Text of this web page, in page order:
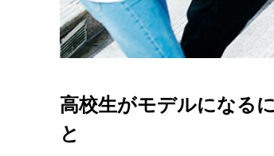
高校生がモデルになる
と